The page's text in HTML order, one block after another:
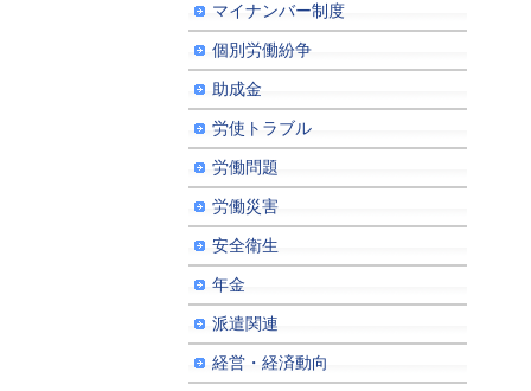
マイナンバー制度
個別労働紛争
助成金
労使トラブル
労働問題
労働災害
安全衛生
年金
派遣関連
経営・経済動向